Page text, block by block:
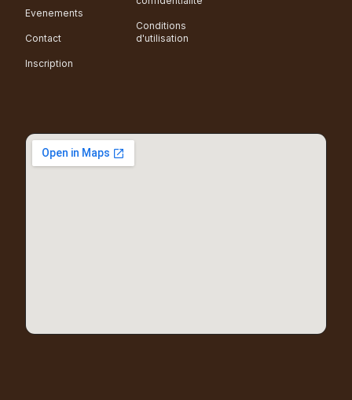
Evenements
Contact
Inscription
Conditions
d'utilisation